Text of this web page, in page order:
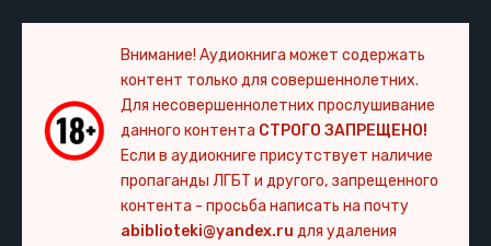
Внимание! Аудиокнига может содержать
контент только для совершеннолетних.
Для несовершеннолетних прослушивание
данного контента СТРОГО ЗАПРЕЩЕНО!
Если в аудиокниге присутствует наличие
пропаганды ЛГБТ и другого, запрещенного
контента - просьба написать на почту
abiblioteki@yandex.ru для удаления